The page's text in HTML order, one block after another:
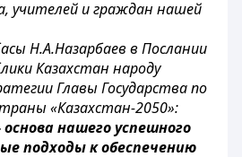
учителей и граждан нашей
Н.А.Назарбаев в Послании
Казахстан народу
Главы Государства по
«Казахстан-2050»:
нашего успешного
подходы к обеспечению